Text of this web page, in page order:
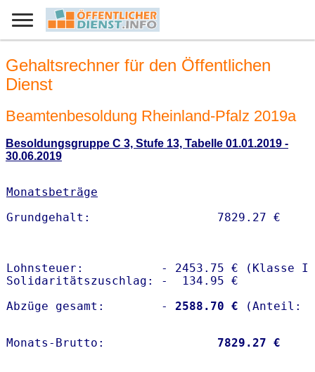
Gehaltsrechner für den Öffentlichen
Dienst
Beamtenbesoldung Rheinland-Pfalz 2019a
Besoldungsgruppe C 3, Stufe 13, Tabelle 01.01.2019 -
30.06.2019
Monatsbeträge
Lohnsteuer:           - 2453.75 € (Klasse I)
Solidaritätszuschlag: -  134.95 €
Abzüge gesamt:        -
2588.70 €
Monats-Brutto: 7829.27 €